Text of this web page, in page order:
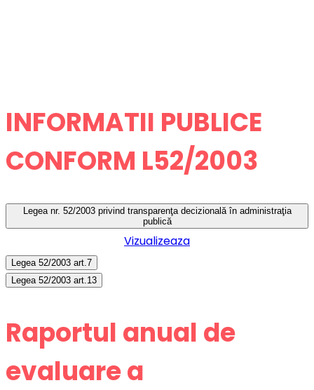
INFORMATII PUBLICE
CONFORM L52/2003
Legea nr. 52/2003 privind transparenţa decizională în administraţia
publică
Vizualizeaza
Legea 52/2003 art.7
Legea 52/2003 art.13
Raportul anual de
evaluare a